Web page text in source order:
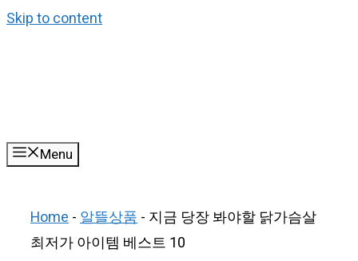
Skip to content
Menu
Home-알뜰상품- 지금 당장 봐야할 닭가슴살
최저가 아이템 베스트 10